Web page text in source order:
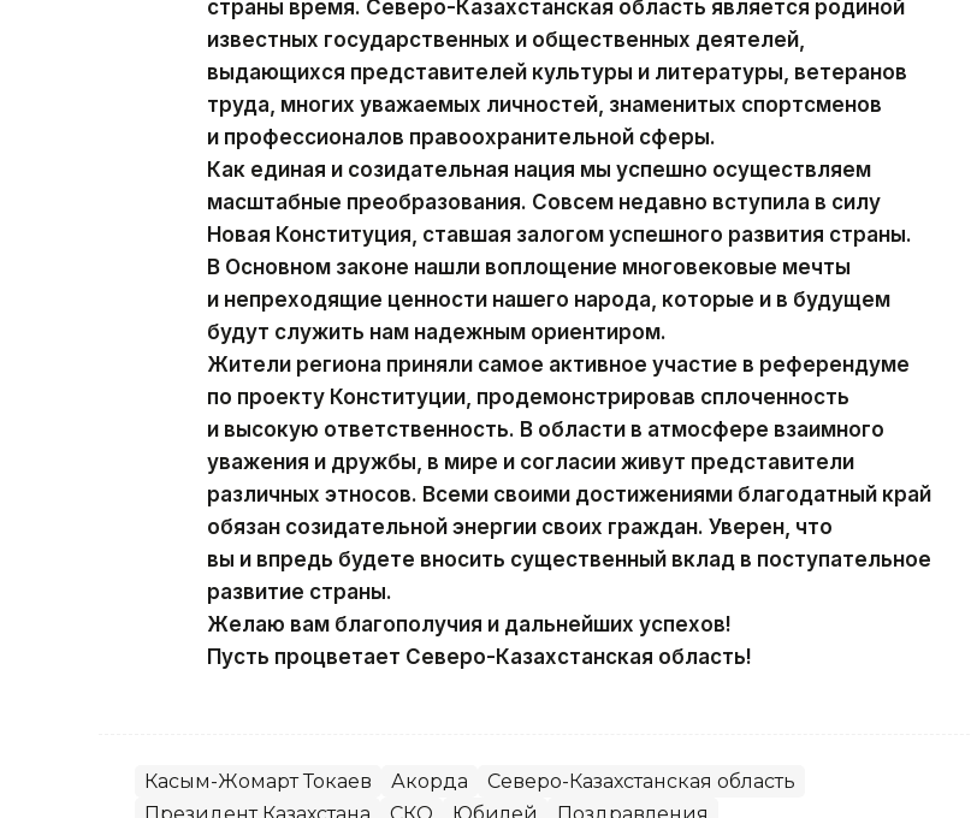
страны время. Северо-Казахстанская область является родиной
известных государственных и общественных деятелей,
выдающихся представителей культуры и литературы, ветеранов
труда, многих уважаемых личностей, знаменитых спортсменов
и профессионалов правоохранительной сферы.
Как единая и созидательная нация мы успешно осуществляем
масштабные преобразования. Совсем недавно вступила в силу
Новая Конституция, ставшая залогом успешного развития страны.
В Основном законе нашли воплощение многовековые мечты
и непреходящие ценности нашего народа, которые и в будущем
будут служить нам надежным ориентиром.
Жители региона приняли самое активное участие в референдуме
по проекту Конституции, продемонстрировав сплоченность
и высокую ответственность. В области в атмосфере взаимного
уважения и дружбы, в мире и согласии живут представители
различных этносов. Всеми своими достижениями благодатный край
обязан созидательной энергии своих граждан. Уверен, что
вы и впредь будете вносить существенный вклад в поступательное
развитие страны.
Желаю вам благополучия и дальнейших успехов!
Пусть процветает Северо-Казахстанская область!
Касым-Жомарт Токаев Акорда
Северо-Казахстанская область